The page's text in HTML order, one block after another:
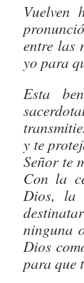
entre las
yo para
Esta
y te
Señor te
Con la
Dios, la
ninguna
Dios
para que